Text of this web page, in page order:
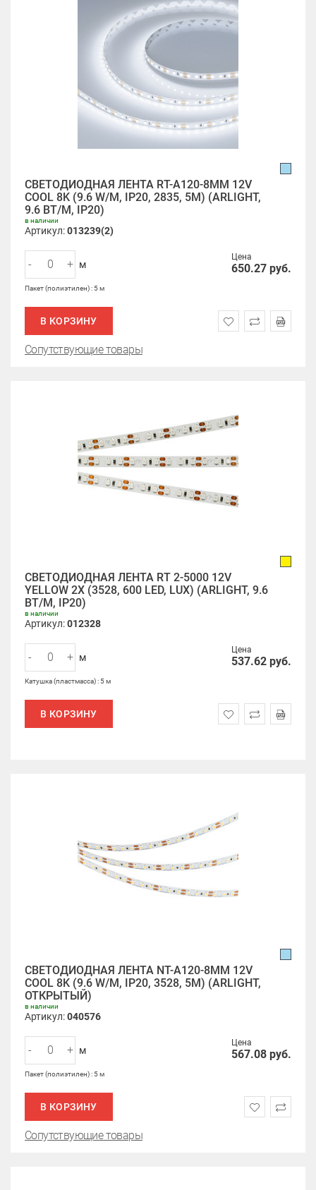
СВЕТОДИОДНАЯ ЛЕНТА RT-A120-8MM 12V
COOL 8K (9.6 W/M, IP20, 2835, 5M) (ARLIGHT,
9.6 ВТ/М, IP20)
в наличии
Артикул:013239(2)
Цена
650.27 руб.
- + м
Пакет (полиэтилен) : 5 м
В КОРЗИНУ
Сопутствующие товары
СВЕТОДИОДНАЯ ЛЕНТА RT 2-5000 12V
YELLOW 2X (3528, 600 LED, LUX) (ARLIGHT, 9.6
ВТ/М, IP20)
в наличии
Артикул:012328
Цена
537.62 руб.
- + м
Катушка (пластмасса) : 5 м
В КОРЗИНУ
СВЕТОДИОДНАЯ ЛЕНТА NT-A120-8MM 12V
COOL 8K (9.6 W/M, IP20, 3528, 5M) (ARLIGHT,
ОТКРЫТЫЙ)
в наличии
Артикул:040576
Цена
567.08 руб.
- + м
Пакет (полиэтилен) : 5 м
В КОРЗИНУ
Сопутствующие товары